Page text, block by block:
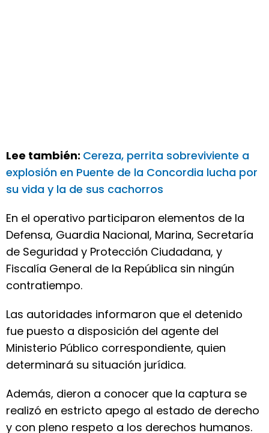
Lee también: Cereza, perrita sobreviviente a
explosión en Puente de la Concordia lucha por
su vida y la de sus cachorros
En el operativo participaron elementos de la
Defensa, Guardia Nacional, Marina, Secretaría
de Seguridad y Protección Ciudadana, y
Fiscalía General de la República sin ningún
contratiempo.
Las autoridades informaron que el detenido
fue puesto a disposición del agente del
Ministerio Público correspondiente, quien
determinará su situación jurídica.
Además, dieron a conocer que la captura se
realizó en estricto apego al estado de derecho
y con pleno respeto a los derechos humanos.